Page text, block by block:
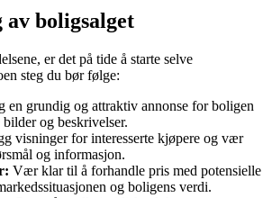
boligsalget
er det på tide å starte selve
steg du bør følge:
en grundig og attraktiv annonse for boligen
og beskrivelser.
visninger for interesserte kjøpere og vær
og informasjon.
Vær klar til å forhandle pris med potensielle
og boligens verdi.